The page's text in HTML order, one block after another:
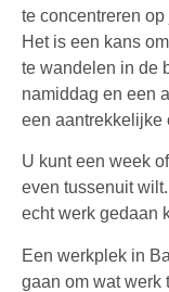
te concentreren
Het is een kans
te wandelen in de
namiddag en een
een aantrekkelijke
U kunt een week
even tussenuit
echt werk gedaan
Een werkplek in
gaan om wat werk